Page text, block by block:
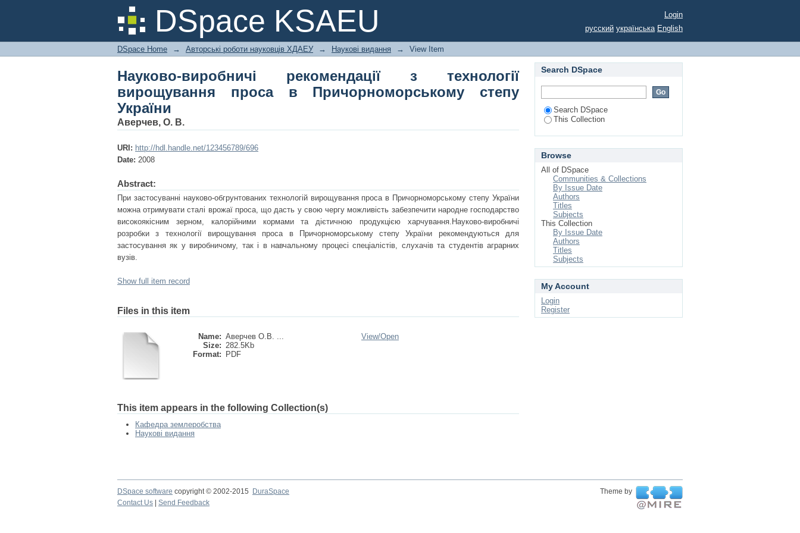
DSpace KSAEU
Науково-виробничі рекомендації з технології вирощування проса в
Причорноморському степу України
Login
русский українська English
DSpace Home → Авторські роботи науковців ХДАЕУ → Наукові видання → View Item
Науково-виробничі рекомендації з технології
вирощування проса в Причорноморському степу
України
Аверчев, О. В.
URI: http://hdl.handle.net/123456789/696
Date: 2008
Abstract:
При застосуванні науково-обгрунтованих технологій вирощування проса в Причорноморському степу Укра­їни
можна отримувати сталі врожаї проса, що дасть у свою чергу можливість забезпечити народне господарство
високоякісним зер­ном, калорійними кормами та дієтичною продукцією харчування.Науково-виробничі
розробки з технології вирощування проса в Причорноморському степу України рекомендуються для
застосування як у виробничому, так і в навчальному процесі спеціалістів, слухачів та студентів аграрних
вузів.
Show full item record
Files in this item
Name: Аверчев О.В. ...
Size: 282.5Kb
Format:
PDF
View/Open
This item appears in the following Collection(s)
Кафедра землеробства
Наукові видання
Search DSpace
Search DSpace
This Collection
Browse
All of DSpace
Communities & Collections
By Issue Date
Authors
Titles
Subjects
This Collection
By Issue Date
Authors
Titles
Subjects
My Account
Login
Register
DSpace software copyright © 2002-2015 DuraSpace
Theme by
Contact Us
Send Feedback